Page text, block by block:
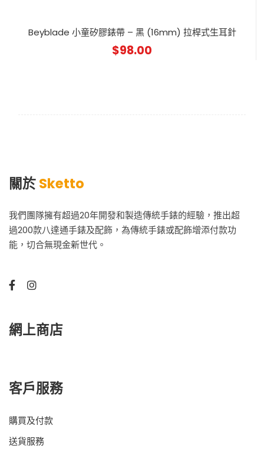
Beyblade 小童矽膠錶帶 – 黑 (16mm) 拉桿式生耳針
$98.00
關於Sketto
我們團隊擁有超過20年開發和製造傳統手錶的經驗，推出超
過200款八達通手錶及配飾，為傳統手錶或配飾增添付款功
能，切合無現金新世代。
網上商店
客戶服務
購買及付款
送貨服務